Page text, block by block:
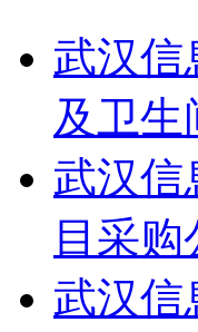
武汉信
及卫生
武汉信
目采购
武汉信